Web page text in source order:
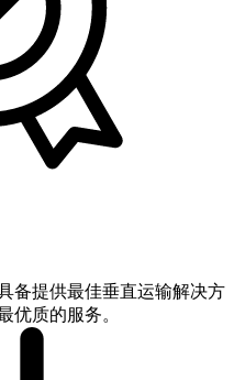
备提供最佳垂直运输解决方
优质的服务。